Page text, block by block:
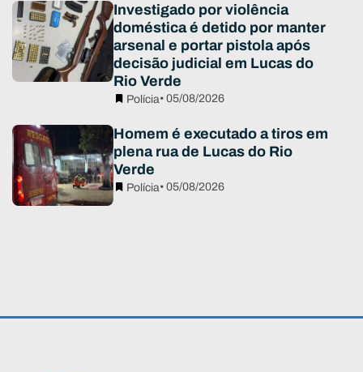
Investigado por violência
doméstica é detido por manter
arsenal e portar pistola após
decisão judicial em Lucas do
Rio Verde
Polícia• 05/08/2026
Homem é executado a tiros em
plena rua de Lucas do Rio
Verde
Polícia• 05/08/2026